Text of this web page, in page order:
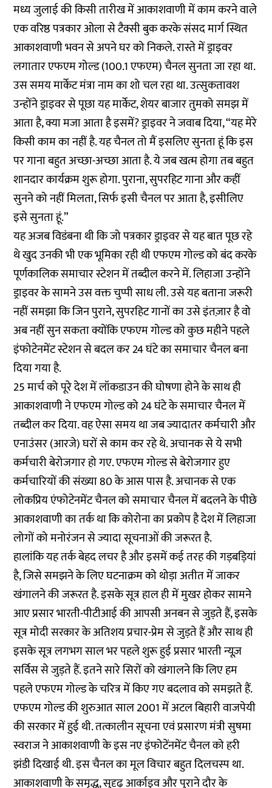
मध्य जुलाई की किसी तारीख में आकाशवाणी में काम करने वाले
एक वरिष्ठ पत्रकार ओला से टैक्सी बुक करके संसद मार्ग स्थित
आकाशवाणी भवन से अपने घर को निकले. रास्ते में ड्राइवर
लगातार एफएम गोल्ड (100.1 एफएम) चैनल सुनता जा रहा था.
उस समय मार्केट मंत्रा नाम का शो चल रहा था. उत्सुकतावश
उन्होंने ड्राइवर से पूछा यह मार्केट, शेयर बाजार तुमको समझ में
आता है, क्या मजा आता है इसमें? ड्राइवर ने जवाब दिया, “यह मेरे
किसी काम का नहीं है. यह चैनल तो मैं इसलिए सुनता हूं कि इस
पर गाना बहुत अच्छा-अच्छा आता है. ये जब खत्म होगा तब बहुत
शानदार कार्यक्रम शुरू होगा. पुराना, सुपरहिट गाना और कहीं
सुनने को नहीं मिलता, सिर्फ इसी चैनल पर आता है, इसीलिए
इसे सुनता हूं.”
यह अजब विडंबना थी कि जो पत्रकार ड्राइवर से यह बात पूछ रहे
थे खुद उनकी भी एक भूमिका रही थी एफएम गोल्ड को बंद करके
पूर्णकालिक समाचार स्टेशन में तब्दील करने में. लिहाजा उन्होंने
ड्राइवर के सामने उस वक्त चुप्पी साध ली. उसे यह बताना जरूरी
नहीं समझा कि जिन पुराने, सुपरहिट गानों का उसे इंतज़ार है वो
अब नहीं सुन सकता क्योंकि एफएम गोल्ड को कुछ महीने पहले
इंफोटेनमेंट स्टेशन से बदल कर 24 घंटे का समाचार चैनल बना
दिया गया है.
25 मार्च को पूरे देश में लॉकडाउन की घोषणा होने के साथ ही
आकाशवाणी ने एफएम गोल्ड को 24 घंटे के समाचार चैनल में
तब्दील कर दिया. वह ऐसा समय था जब ज्यादातर कर्मचारी और
एनाउंसर (आरजे) घरों से काम कर रहे थे. अचानक से ये सभी
कर्मचारी बेरोजगार हो गए. एफएम गोल्ड से बेरोजगार हुए
कर्मचारियों की संख्या 80 के आस पास है. अचानक से एक
लोकप्रिय एंफोटेनमेंट चैनल को समाचार चैनल में बदलने के पीछे
आकाशवाणी का तर्क था कि कोरोना का प्रकोप है देश में लिहाजा
लोगों को मनोरंजन से ज्यादा सूचनाओं की जरूरत है.
हालांकि यह तर्क बेहद लचर है और इसमें कई तरह की गड़बड़ियां
है, जिसे समझने के लिए घटनाक्रम को थोड़ा अतीत में जाकर
खंगालने की जरूरत है. इसके सूत्र हाल ही में मुखर होकर सामने
आए प्रसार भारती-पीटीआई की आपसी अनबन से जुड़ते हैं, इसके
सूत्र मोदी सरकार के अतिशय प्रचार-प्रेम से जुड़ते हैं और साथ ही
इसके सूत्र लगभग साल भर पहले शुरू हुई प्रसार भारती न्यूज़
सर्विस से जुड़ते हैं. इतने सारे सिरों को खंगालने कि लिए हम
पहले एफएम गोल्ड के चरित्र में किए गए बदलाव को समझते हैं.
एफएम गोल्ड की शुरुआत साल 2001 में अटल बिहारी वाजपेयी
की सरकार में हुई थी. तत्कालीन सूचना एवं प्रसारण मंत्री सुषमा
स्वराज ने आकाशवाणी के इस नए इंफोटेंनमेंट चैनल को हरी
झंडी दिखाई थी. इस चैनल का मूल विचार बहुत दिलचस्प था.
आकाशवाणी के समृद्ध, सुदृढ़ आर्काइव और पुराने दौर के